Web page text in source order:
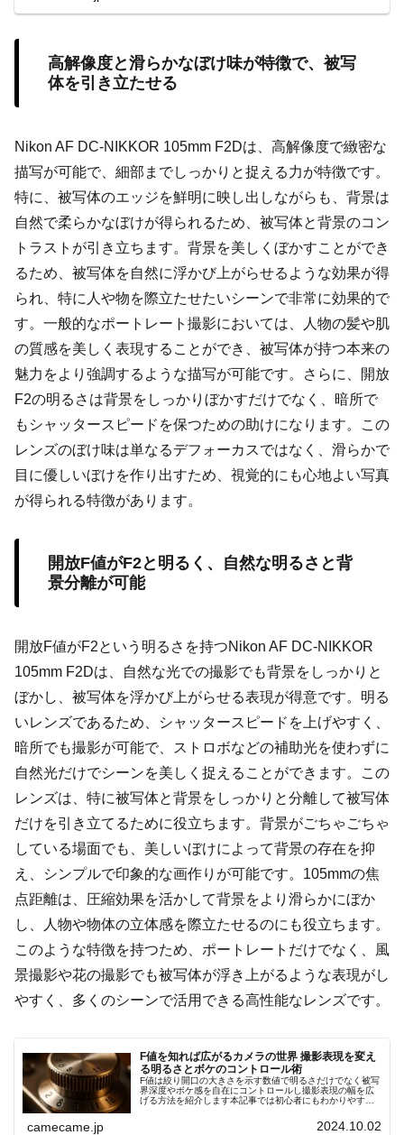
高解像度と滑らかなぼけ味が特徴で、被写
体を引き立たせる
Nikon AF DC-NIKKOR 105mm F2Dは、高解像度で緻密な
描写が可能で、細部までしっかりと捉える力が特徴です。
特に、被写体のエッジを鮮明に映し出しながらも、背景は
自然で柔らかなぼけが得られるため、被写体と背景のコン
トラストが引き立ちます。背景を美しくぼかすことができ
るため、被写体を自然に浮かび上がらせるような効果が得
られ、特に人や物を際立たせたいシーンで非常に効果的で
す。一般的なポートレート撮影においては、人物の髪や肌
の質感を美しく表現することができ、被写体が持つ本来の
魅力をより強調するような描写が可能です。さらに、開放
F2の明るさは背景をしっかりぼかすだけでなく、暗所で
もシャッタースピードを保つための助けになります。この
レンズのぼけ味は単なるデフォーカスではなく、滑らかで
目に優しいぼけを作り出すため、視覚的にも心地よい写真
が得られる特徴があります。
開放F値がF2と明るく、自然な明るさと背
景分離が可能
開放F値がF2という明るさを持つNikon AF DC-NIKKOR
105mm F2Dは、自然な光での撮影でも背景をしっかりと
ぼかし、被写体を浮かび上がらせる表現が得意です。明る
いレンズであるため、シャッタースピードを上げやすく、
暗所でも撮影が可能で、ストロボなどの補助光を使わずに
自然光だけでシーンを美しく捉えることができます。この
レンズは、特に被写体と背景をしっかりと分離して被写体
だけを引き立てるために役立ちます。背景がごちゃごちゃ
している場面でも、美しいぼけによって背景の存在を抑
え、シンプルで印象的な画作りが可能です。105mmの焦
点距離は、圧縮効果を活かして背景をより滑らかにぼか
し、人物や物体の立体感を際立たせるのにも役立ちます。
このような特徴を持つため、ポートレートだけでなく、風
景撮影や花の撮影でも被写体が浮き上がるような表現がし
やすく、多くのシーンで活用できる高性能なレンズです。
F値を知れば広がるカメラの世界 撮影表現を変え
る明るさとボケのコントロール術
F値は絞り開口の大きさを示す数値で明るさだけでなく被写
界深度やボケ感を自在にコントロールし撮影表現の幅を広
げる方法を紹介します本記事では初心者にもわかりやすい
camecame.jp 2024.10.02